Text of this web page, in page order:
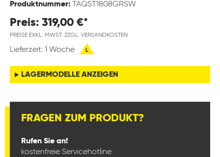
Produktnummer: TAQST1808GRSW
Preis: 319,00 €*
PREISE EXKL. MWST. ZZGL. VERSANDKOSTEN
Lieferzeit: 1 Woche L
LAGERMODELLE ANZEIGEN
FRAGEN ZUM PRODUKT?
Rufen Sie an!
kostenfreie Servicehotline